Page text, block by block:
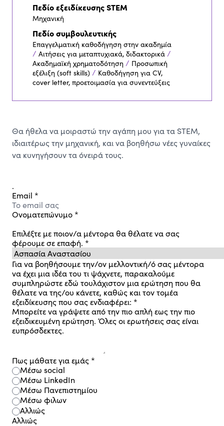
Πεδίο εξειδίκευσης STEM
Μηχανική
Πεδίο συμβουλευτικής
Επαγγελματική καθοδήγηση στην ακαδημία
/ Αιτήσεις για μεταπτυχιακά, διδακτορικά /
Ακαδημαϊκή χρηματοδότηση / Προσωπική
εξέλιξη (soft skills) / Καθοδήγηση για CV,
cover letter, προετοιμασία για συνεντεύξεις
Θα ήθελα να μοιραστώ την αγάπη μου για τα STEM,
ιδιαιτέρως την μηχανική, και να βοηθήσω νέες γυναίκες
να κυνηγήσουν τα όνειρά τους.
.
Email *
Ονοματεπώνυμο *
Επιλέξτε με ποιον/α μέντορα θα θέλατε να σας
φέρουμε σε επαφή. *
Για να βοηθήσουμε την/ον μελλοντική/ό σας μέντορα
να έχει μια ιδέα του τι ψάχνετε, παρακαλούμε
συμπληρώστε εδώ τουλάχιστον μια ερώτηση που θα
θέλατε να της/ου κάνετε, καθώς και τον τομέα
εξειδίκευσης που σας ενδιαφέρει: *
Μπορείτε να γράψετε από την πιο απλή εως την πιο
εξειδικευμένη ερώτηση. Όλες οι ερωτήσεις σας είναι
ευπρόσδεκτες.
Πως μάθατε για εμάς *
Μέσω social
Μέσω LinkedIn
Μέσω Πανεπιστημίου
Μέσω φιλων
Αλλιώς
Αλλιώς